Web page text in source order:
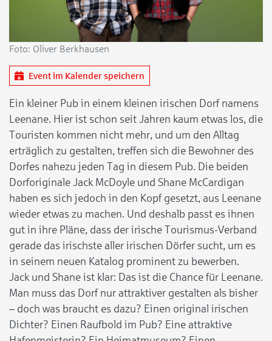
Foto: Oliver Berkhausen
Event im Kalender speichern
Ein kleiner Pub in einem kleinen irischen Dorf namens
Leenane. Hier ist schon seit Jahren kaum etwas los, die
Touristen kommen nicht mehr, und um den Alltag
erträglich zu gestalten, treffen sich die Bewohner des
Dorfes nahezu jeden Tag in diesem Pub. Die beiden
Dorforiginale Jack McDoyle und Shane McCardigan
haben es sich jedoch in den Kopf gesetzt, aus Leenane
wieder etwas zu machen. Und deshalb passt es ihnen
gut in ihre Pläne, dass der irische Tourismus-Verband
gerade das irischste aller irischen Dörfer sucht, um es
in seinem neuen Katalog prominent zu bewerben.
Jack und Shane ist klar: Das ist die Chance für Leenane.
Man muss das Dorf nur attraktiver gestalten als bisher
– doch was braucht es dazu? Einen original irischen
Dichter? Einen Raufbold im Pub? Eine attraktive